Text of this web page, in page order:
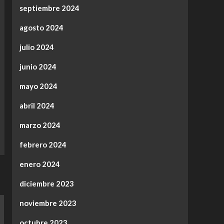
septiembre 2024
agosto 2024
julio 2024
junio 2024
mayo 2024
abril 2024
marzo 2024
febrero 2024
enero 2024
diciembre 2023
noviembre 2023